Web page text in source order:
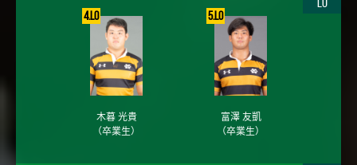
4.LO
木暮 光貴
（卒業生）
5.LO
富澤 友凱
（卒業生）